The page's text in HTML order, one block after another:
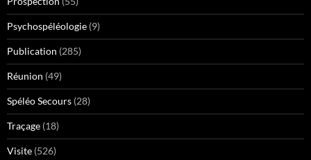
Psychospéléologie (9)
Publication (285)
Réunion (49)
Spéléo Secours (28)
Traçage (18)
Visite (526)